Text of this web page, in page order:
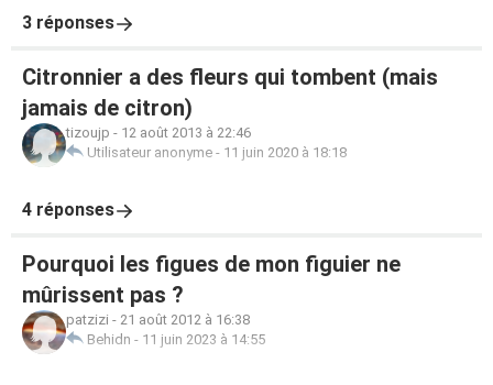
3 réponses
Citronnier a des fleurs qui tombent (mais
jamais de citron)
tizoujp - 12 août 2013 à 22:46
Utilisateur anonyme - 11 juin 2020 à 18:18
4 réponses
Pourquoi les figues de mon figuier ne
mûrissent pas ?
patzizi - 21 août 2012 à 16:38
Behidn - 11 juin 2023 à 14:55